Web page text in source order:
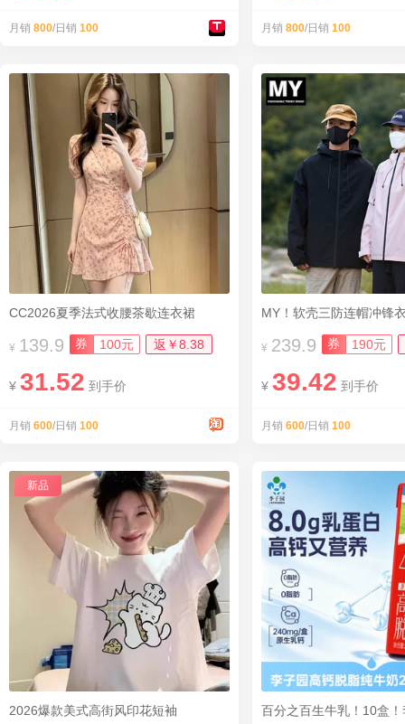
月销 800/日销 100 月销 800/日销 100
CC2026夏季法式收腰茶歇连衣裙
¥ 139.9 券 100元 返￥8.38
¥ 31.52 到手价
月销 600/日销 100
MY！软壳三防连帽冲锋
¥ 239.9 券 190元
¥ 39.42 到手价
月销 600/日销 100
新品
2026爆款美式高街风印花短袖